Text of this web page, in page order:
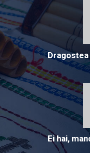
Ei hai,